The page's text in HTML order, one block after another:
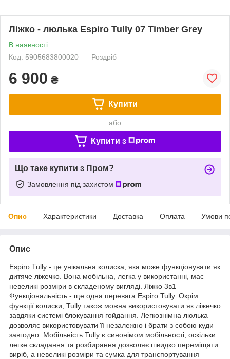
Ліжко - люлька Espiro Tully 07 Timber Grey
В наявності
Код: 5905683800020
Роздріб
6 900 ₴
Купити
або
Купити з
Що таке купити з Пром?
Замовлення під захистом
Опис Характеристики Доставка Оплата Умови
Опис
Espiro Tully - це унікальна колиска, яка може функціонувати як
дитяче ліжечко. Вона мобільна, легка у використанні, має
невеликі розміри в складеному вигляді. Ліжко 3в1
Функціональність - ще одна перевага Espiro Tully. Окрім
функції колиски, Tully також можна використовувати як ліжечко
завдяки системі блокування гойдання. Легкознімна люлька
дозволяє використовувати її незалежно і брати з собою куди
завгодно. Мобільність Tully є синонімом мобільності, оскільки
легке складання та розбирання дозволяє швидко переміщати
виріб, а невеликі розміри та сумка для транспортування